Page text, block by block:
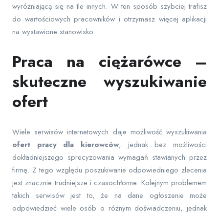
wyróżniającą się na tle innych. W ten sposób szybciej trafisz
do wartościowych pracowników i otrzymasz więcej aplikacji
na wystawione stanowisko.
Praca na ciężarówce –
skuteczne wyszukiwanie
ofert
Wiele serwisów internetowych daje możliwość wyszukiwania
ofert pracy dla kierowców, jednak bez możliwości
dokładniejszego sprecyzowania wymagań stawianych przez
firmę. Z tego względu poszukiwanie odpowiedniego zlecenia
jest znacznie trudniejsze i czasochłonne. Kolejnym problemem
takich serwisów jest to, że na dane ogłoszenie może
odpowiedzieć wiele osób o różnym doświadczeniu, jednak